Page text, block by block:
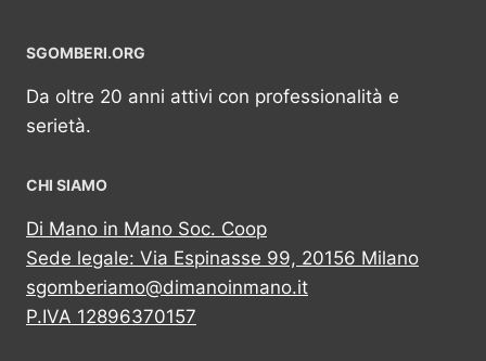
SGOMBERI.ORG
Da oltre 20 anni attivi con professionalità e
serietà.
CHI SIAMO
Di Mano in Mano Soc. Coop
Sede legale: Via Espinasse 99, 20156 Milano
sgomberiamo@dimanoinmano.it
P.IVA 12896370157